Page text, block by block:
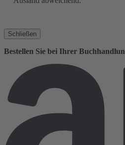
Schließen
Bestellen Sie bei Ihrer